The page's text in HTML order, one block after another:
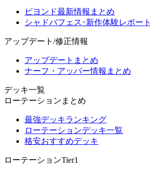
ビヨンド最新情報まとめ
シャドバフェス･新作体験レポート
アップデート/修正情報
アップデートまとめ
ナーフ・アッパー情報まとめ
デッキ一覧
ローテーションまとめ
最強デッキランキング
ローテーションデッキ一覧
格安おすすめデッキ
ローテーションTier1